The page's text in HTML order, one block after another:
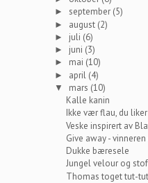
►september (5)
► august (2)
► juli (6)
► juni (3)
► mai (10)
► april (4)
▼ mars (10)
Kalle kanin
Ikke vær flau, du
Veske inspirert av
Give away -
Dukke bæresele
Jungel velour og
Thomas toget tut-tut